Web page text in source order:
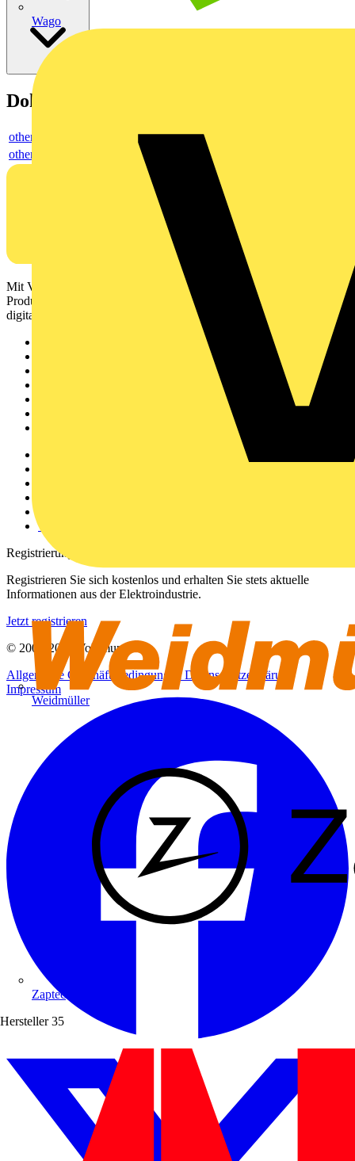
Wago
Weidmüller
Zaptec
Hersteller 35
Dokumente
others
others
Mit Voltimum erhalten Elektrofachkräfte Zugang zu Branchennews,
Produktinformationen, Schulungen und Tools – alles auf einer
digitalen Plattform und Community.
voltimum.com
Registrierung
Registrieren Sie sich kostenlos und erhalten Sie stets aktuelle
Informationen aus der Elektroindustrie.
Jetzt registrieren
© 2002-
2026
Voltimum
Allgemeine GeschäftsbedingungenDatenschutzerklärung
Impressum